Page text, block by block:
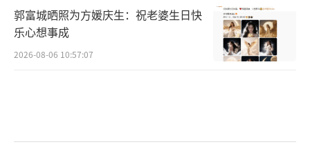
郭富城晒照为方媛庆生：祝老婆生日快
乐心想事成
2026-08-06 10:57:07